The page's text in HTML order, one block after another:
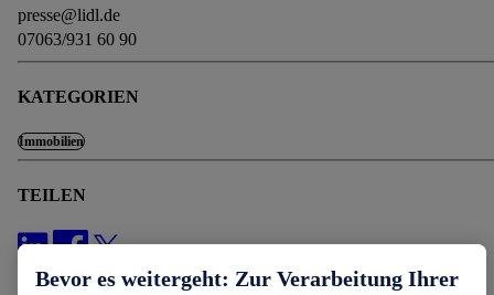
presse@lidl.de
07063/931 60 90
KATEGORIEN
Immobilien
TEILEN
MEDIENINHALTE
Bevor es weitergeht: Zur Verarbeitung Ihrer